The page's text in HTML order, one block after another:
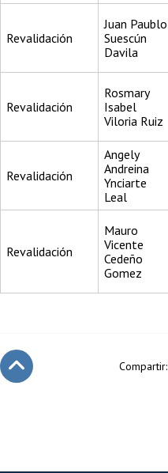
Revalidación
Juan Paublo
Suescún
Davila
Revalidación
Rosmary
Isabel
Viloria Ruiz
Revalidación
Angely
Andreina
Ynciarte
Leal
Revalidación
Mauro
Vicente
Cedeño
Gomez
Compartir: